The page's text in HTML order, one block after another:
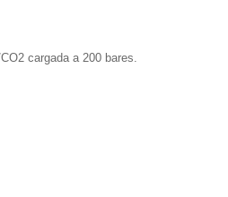
cargada a 200 bares.